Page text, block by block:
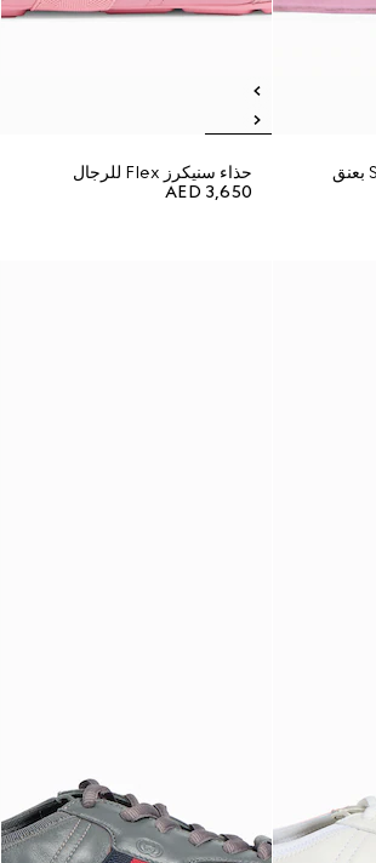
حذاء سنيكرز Stretch بعنق
حذاء سنيكرز Flex للرجال
AED 3,650